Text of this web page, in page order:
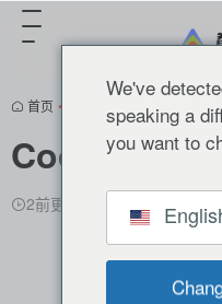
首页 • 福布斯AI50
Codeium Inc
2前更新 31,557 0
We've
speaking a
you want to